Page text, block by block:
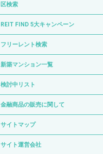
区検索
REIT FIND 5大キャンペーン
フリーレント検索
新築マンション一覧
検討中リスト
金融商品の販売に関して
サイトマップ
サイト運営会社